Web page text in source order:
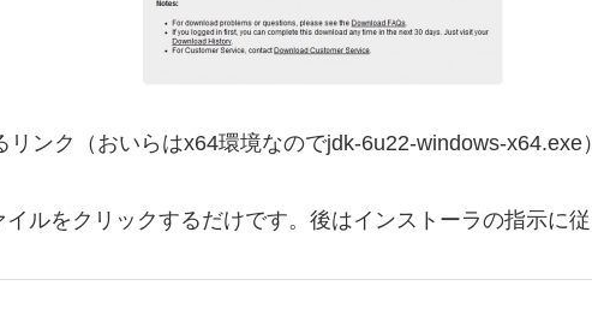
リンク（おいらはx64環境なのでjdk-6u22-windows-
ルをクリックするだけです。後はインストーラの指示に